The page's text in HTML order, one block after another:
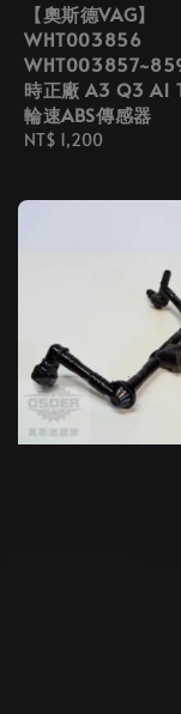
【奧斯德VAG】
WHT003856
時正廠 A3 Q3 A1
輪速ABS傳感器
Regular
NT$ 1,200